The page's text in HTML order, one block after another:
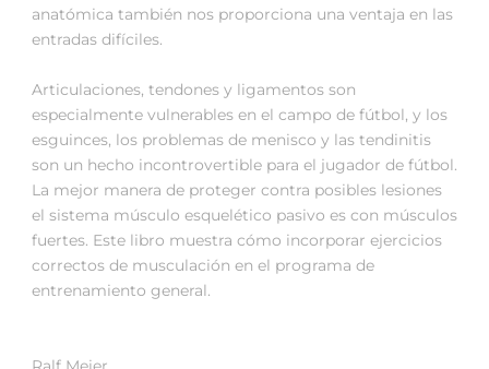
anatómica también nos proporciona una ventaja en las
entradas difíciles.
Articulaciones, tendones y ligamentos son
especialmente vulnerables en el campo de fútbol, y los
esguinces, los problemas de menisco y las tendinitis
son un hecho incontrovertible para el jugador de fútbol.
La mejor manera de proteger contra posibles lesiones
el sistema músculo esquelético pasivo es con músculos
fuertes. Este libro muestra cómo incorporar ejercicios
correctos de musculación en el programa de
entrenamiento general.